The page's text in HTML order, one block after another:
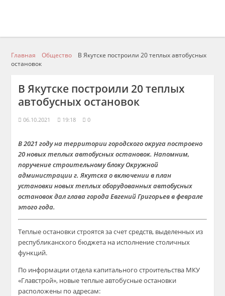
Главная Общество
В Якутске построили 20 теплых автобусных
остановок
В Якутске построили 20 теплых
автобусных остановок
06.10.2021 19:18 0
В 2021 году на территории городского округа построено
20 новых теплых автобусных остановок. Напомним,
поручение строительному блоку Окружной
администрации г. Якутска о включении в план
установки новых теплых оборудованных автобусных
остановок дал глава города Евгений Григорьев в феврале
этого года.
Теплые остановки строятся за счет средств, выделенных из
республиканского бюджета на исполнение столичных
функций.
По информации отдела капитального строительства МКУ
«Главстрой», новые теплые автобусные остановки
расположены по адресам: